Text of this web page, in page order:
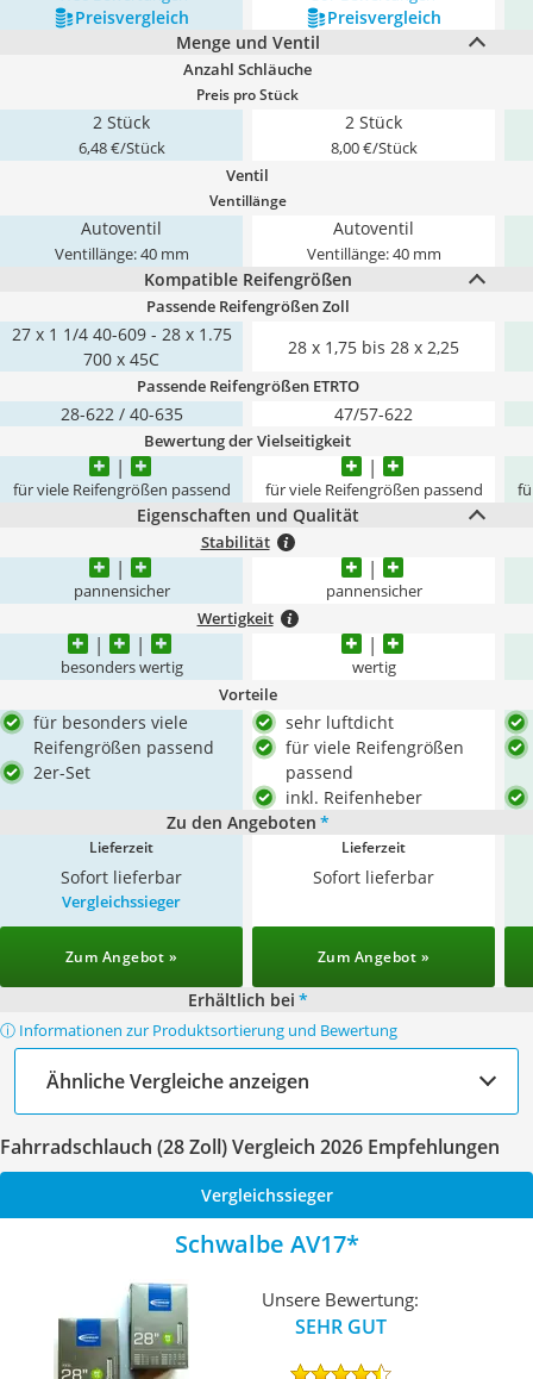
Preis­vergleich
Preis­vergleich
Menge und Ventil
Anzahl Schläuche
Preis pro Stück
2 Stück
6,48 €/Stück
2 Stück
8,00 €/Stück
Ventil
Ventillänge
Autoventil
Ventillänge: 40 mm
Autoventil
Ventillänge: 40 mm
Kompatible Reifengrößen
Passende Reifengrößen Zoll
27 x 1 1/4 40-609 - 28 x 1.75
700 x 45C
28 x 1,75 bis 28 x 2,25
Passende Reifengrößen ETRTO
28-622 / 40-635 47/57-622
Bewertung der Vielseitigkeit
für viele Reifengrößen passend für viele Reifengrößen passend
Eigenschaften und Qualität
Stabilität
pannensicher pannensicher
Wertigkeit
besonders wertig wertig
Vorteile
für besonders viele
Reifengrößen passend
2er-Set
sehr luftdicht
für viele Reifengrößen
passend
inkl. Reifenheber
Zu den Angeboten *
Lieferzeit
Sofort lieferbar
Lieferzeit
Sofort lieferbar
Vergleichssieger
Zum Angebot » Zum Angebot »
Erhältlich bei *
ⓘ Informationen zur Produktsortierung und Bewertung
Ähnliche Vergleiche anzeigen
Fahrradschlauch (28 Zoll) Vergleich 2026 Empfehlungen
Vergleichssieger
Schwalbe AV17
Unsere Bewertung:
SEHR GUT